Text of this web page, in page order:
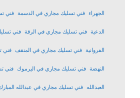
الجهراء فني تسليك مجاري في الدسمة فني
الدعية فني تسليك مجاري في الرقة فني
الفروانية فني تسليك مجاري في المنقف فني
النهضة فني تسليك مجاري في اليرموك فني
العبدالله فني تسليك مجاري في عبدالله